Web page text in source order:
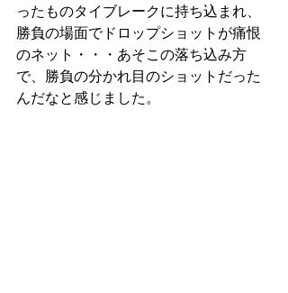
ったものタイブレークに持ち込まれ、
勝負の場面でドロップショットが痛恨
のネット・・・あそこの落ち込み方
で、勝負の分かれ目のショットだった
んだなと感じました。